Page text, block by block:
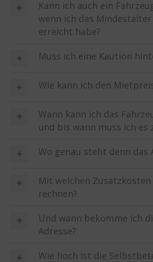
Kann ich auch ein
wenn ich das
erreicht habe?
Muss ich eine Kaution
Wie kann ich den
Wann kann ich das
und bis wann muss ich es
Wo genau steht denn das
Mit welchen
rechnen?
Und wann bekomme ich
Adresse?
Wie hoch ist die